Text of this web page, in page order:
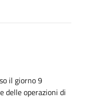
il giorno 9
delle operazioni di